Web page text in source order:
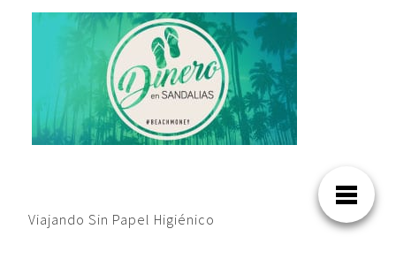
Viajando Sin Papel Higiénico